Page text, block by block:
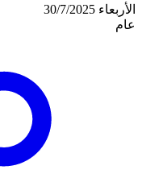
الأربعاء 30/7/2025
عام